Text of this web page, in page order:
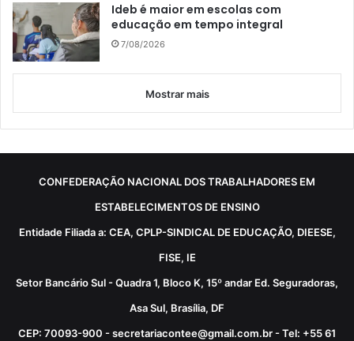
Ideb é maior em escolas com
educação em tempo integral
7/08/2026
Mostrar mais
CONFEDERAÇÃO NACIONAL DOS TRABALHADORES EM
ESTABELECIMENTOS DE ENSINO
Entidade Filiada a: CEA, CPLP-SINDICAL DE EDUCAÇÃO, DIEESE,
FISE, IE
Setor Bancário Sul - Quadra 1, Bloco K, 15º andar Ed. Seguradoras,
Asa Sul, Brasília, DF
CEP: 70093-900 - secretariacontee@gmail.com.br - Tel: +55 61